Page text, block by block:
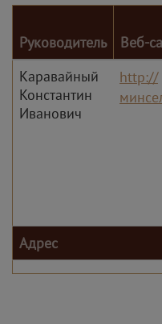
Руководитель Веб-
Каравайный
Константин
Иванович
http://
Адрес